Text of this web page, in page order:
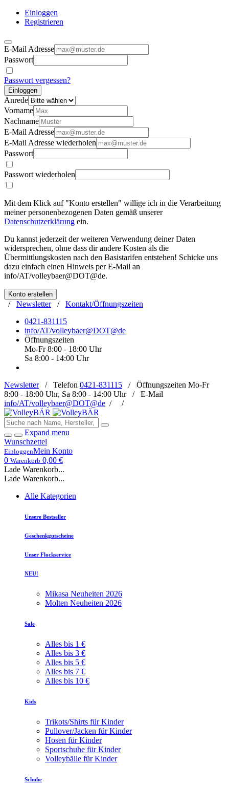
Einloggen
Registrieren
E-Mail Adresse
Passwort
Passwort vergessen?
Einloggen
Anrede
Vorname
Nachname
E-Mail Adresse
E-Mail Adresse wiederholen
Passwort
Passwort wiederholen
Mit dem Klick auf "Konto erstellen" willige ich in die Verarbeitung
meiner personenbezogenen Daten gemäß unserer
Datenschutzerklärung ein.
Du kannst jederzeit der weiteren Verwendung deiner Daten
widersprechen, ohne dass dir andere Kosten als die
Übermittlungskosten nach den Basistarifen entstehen! Schicke uns
dazu einfach einen Hinweis per E-Mail an
info/AT/volleybaer@DOT@de.
Konto erstellen
/ Newsletter/ Kontakt/Öffnungszeiten
0421-831115
info/AT/volleybaer@DOT@de
Öffnungszeiten
Mo-Fr 8:00 - 18:00 Uhr
Sa 8:00 - 14:00 Uhr
Newsletter/ Telefon 0421-831115 / Öffnungszeiten Mo-Fr
8:00 - 18:00 Uhr, Sa 8:00 - 14:00 Uhr / E-Mail
info/AT/volleybaer@DOT@de / /
Expand menu
Wunschzettel
EinloggenMein Konto
0 Warenkorb 0,00 €
Lade Warenkorb...
Lade Warenkorb...
Alle Kategorien
Unsere Bestseller
Geschenkgutscheine
Unser Flockservice
NEU!
Mikasa Neuheiten 2026
Molten Neuheiten 2026
Sale
Alles bis 1 €
Alles bis 3 €
Alles bis 5 €
Alles bis 7 €
Alles bis 10 €
Kids
Trikots/Shirts für Kinder
Pullover/Jacken für Kinder
Hosen für Kinder
Sportschuhe für Kinder
Volleybälle für Kinder
Schuhe